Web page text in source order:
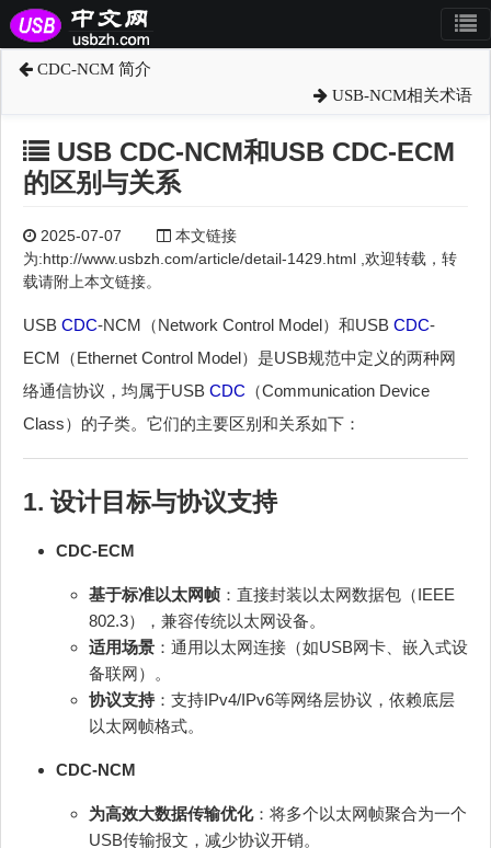
CDC-NCM 简介
USB-NCM相关术语
USB CDC-NCM和USB CDC-ECM
的区别与关系
2025-07-07
本文链接
为:http://www.usbzh.com/article/detail-1429.html ,欢迎转载，转
载请附上本文链接。
USB CDC-NCM（Network Control Model）和USB CDC-
ECM（Ethernet Control Model）是USB规范中定义的两种网
络通信协议，均属于USB CDC （Communication Device
Class）的子类。它们的主要区别和关系如下：
1. 设计目标与协议支持
CDC-ECM
基于标准以太网帧 ：直接封装以太网数据包（IEEE
802.3），兼容传统以太网设备。
适用场景 ：通用以太网连接（如USB网卡、嵌入式设
备联网）。
协议支持：支持IPv4/IPv6等网络层协议，依赖底层
以太网帧格式。
CDC-NCM
为高效大数据传输优化：将多个以太网帧聚合为一个
USB传输报文，减少协议开销。